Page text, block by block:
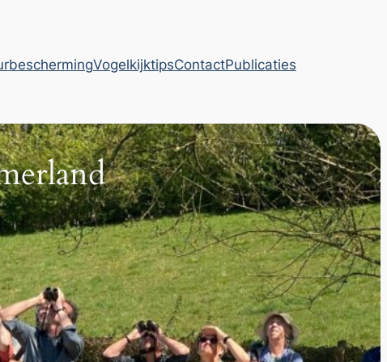
VogelkijktipsContactPublicaties